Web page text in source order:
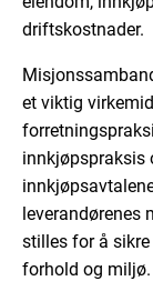
driftskostnader.
et viktig
innkjøpspraksis
leverandørenes
stilles for å
forhold og miljø.